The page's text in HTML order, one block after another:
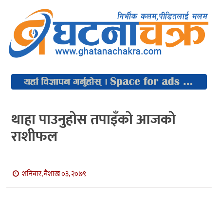
थाहा पाउनुहोस तपाइँको आजको
राशीफल
शनिबार, बैशाख ०३, २०७९